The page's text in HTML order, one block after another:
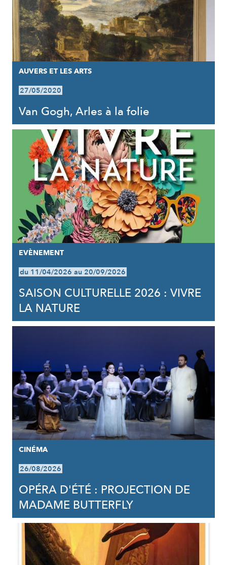
AUVERS ET LES ARTS
27/05/2020
Van Gogh, Arles à la folie
EVÈNEMENT
du 11/04/2026 au 20/09/2026
SAISON CULTURELLE 2026 : VIVRE
LA NATURE
CINÉMA
26/08/2026
OPÉRA D'ÉTÉ : PROJECTION DE
MADAME BUTTERFLY